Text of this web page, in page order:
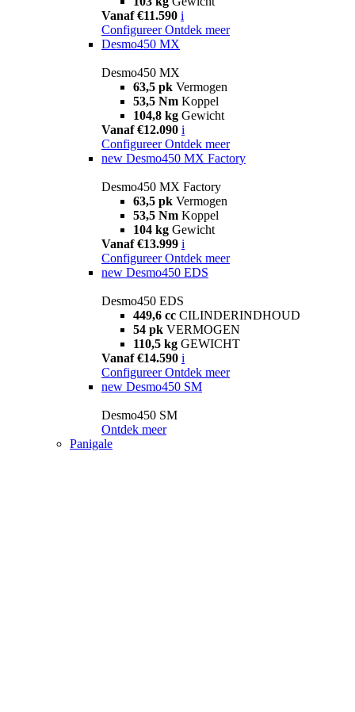
Vanaf €11.590 i
Configureer Ontdek meer
Desmo450 MX
Desmo450 MX
63,5 pk Vermogen
53,5 Nm Koppel
104,8 kg Gewicht
Vanaf €12.090 i
Configureer Ontdek meer
new Desmo450 MX Factory
Desmo450 MX Factory
63,5 pk Vermogen
53,5 Nm Koppel
104 kg Gewicht
Vanaf €13.999 i
Configureer Ontdek meer
new Desmo450 EDS
Desmo450 EDS
449,6 cc CILINDERINDHOUD
54 pk VERMOGEN
110,5 kg GEWICHT
Vanaf €14.590 i
Configureer Ontdek meer
new Desmo450 SM
Desmo450 SM
Ontdek meer
Panigale